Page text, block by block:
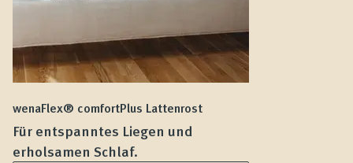
wenaFlex® comfortPlus Lattenrost
Für entspanntes Liegen und
erholsamen Schlaf.